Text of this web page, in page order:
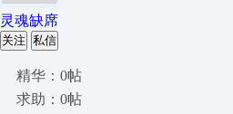
灵魂缺席
关注 私信
精华：0帖
求助：0帖